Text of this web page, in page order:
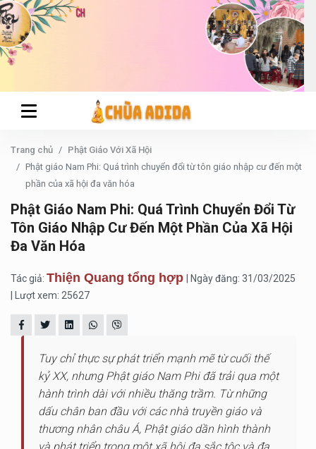
Trang chủ
Phật Giáo Với Xã Hội
Phật giáo Nam Phi: Quá trình chuyển đổi từ tôn giáo nhập cư đến một
phần của xã hội đa văn hóa
Phật Giáo Nam Phi: Quá Trình Chuyển Đổi Từ
Tôn Giáo Nhập Cư Đến Một Phần Của Xã Hội
Đa Văn Hóa
Tác giả: Thiện Quang tổng hợp
| Ngày đăng: 31/03/2025
| Lượt xem: 25627
Tuy chỉ thực sự phát triển mạnh mẽ từ cuối thế
kỷ XX, nhưng Phật giáo Nam Phi đã trải qua một
hành trình dài với nhiều thăng trầm. Từ những
dấu chân ban đầu với các nhà truyền giáo và
thương nhân châu Á, Phật giáo dần hình thành